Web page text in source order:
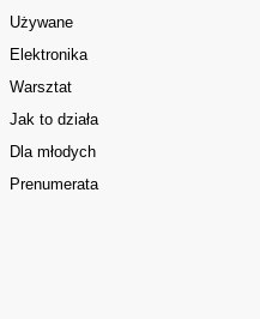
Używane
Elektronika
Warsztat
Jak to działa
Dla młodych
Prenumerata